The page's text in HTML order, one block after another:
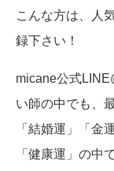
こんな方は、人
録下さい！
micane公式
い師の中でも、
「結婚運」「金
「健康運」の中